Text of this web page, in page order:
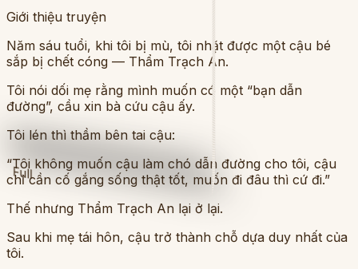
Full
Giới thiệu truyện
Năm sáu tuổi, khi tôi bị mù, tôi nhặt được một cậu bé
sắp bị chết cóng — Thẩm Trạch An.
Tôi nói dối mẹ rằng mình muốn có một “bạn dẫn
đường”, cầu xin bà cứu cậu ấy.
Tôi lén thì thầm bên tai cậu:
“Tôi không muốn cậu làm chó dẫn đường cho tôi, cậu
chỉ cần cố gắng sống thật tốt, muốn đi đâu thì cứ đi.”
Thế nhưng Thẩm Trạch An lại ở lại.
Sau khi mẹ tái hôn, cậu trở thành chỗ dựa duy nhất của
tôi.